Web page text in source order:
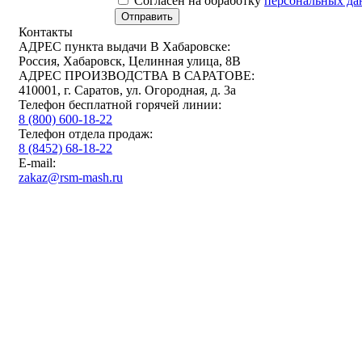
Отправить
Контакты
АДРЕС пункта выдачи В Хабаровске:
Россия, Хабаровск, Целинная улица, 8В
АДРЕС ПРОИЗВОДСТВА В САРАТОВЕ:
410001, г. Саратов, ул. Огородная, д. 3а
Телефон бесплатной горячей линии:
8 (800) 600-18-22
Телефон отдела продаж:
8 (8452) 68-18-22
E-mail:
zakaz@rsm-mash.ru